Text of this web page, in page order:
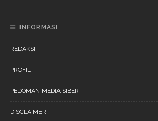
INFORMASI
REDAKSI
PROFIL
PEDOMAN MEDIA SIBER
DISCLAIMER